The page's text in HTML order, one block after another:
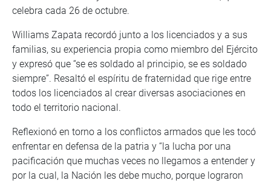
celebra cada 26 de octubre.
Williams Zapata recordó junto a los licenciados y a sus
familias, su experiencia propia como miembro del Ejército
y expresó que “se es soldado al principio, se es soldado
siempre”. Resaltó el espíritu de fraternidad que rige entre
todos los licenciados al crear diversas asociaciones en
todo el territorio nacional.
Reflexionó en torno a los conflictos armados que les tocó
enfrentar en defensa de la patria y “la lucha por una
pacificación que muchas veces no llegamos a entender y
por la cual, la Nación les debe mucho, porque lograron